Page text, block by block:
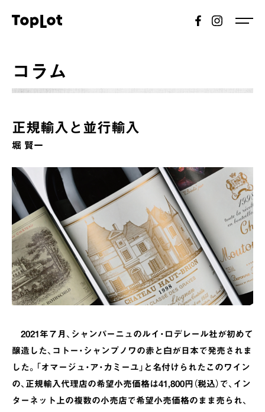
コラム
正規輸入と並行輸入
堀 賢一
2021年７月、シャンパーニュのルイ・ロデレール社が初めて
醸造した、コトー・シャンプノワの赤と白が日本で発売されま
した。「オマージュ・ア・カミーユ」と名付けられたこのワイン
の、正規輸入代理店の希望小売価格は41,800円（税込）で、イン
ターネット上の複数の小売店で希望小売価格のまま売られ、